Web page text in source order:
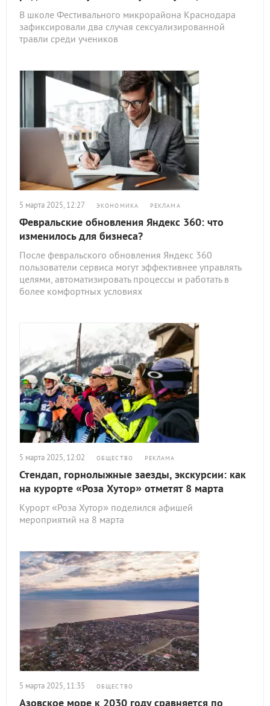
В школе Фестивального микрорайона Краснодара
зафиксировали два случая сексуализированной
травли среди учеников
5 марта 2025, 12:27 ЭКОНОМИКА РЕКЛАМА
Февральские обновления Яндекс 360: что
изменилось для бизнеса?
После февральского обновления Яндекс 360
пользователи сервиса могут эффективнее управлять
целями, автоматизировать процессы и работать в
более комфортных условиях
5 марта 2025, 12:02 ОБЩЕСТВО РЕКЛАМА
Стендап, горнолыжные заезды, экскурсии: как
на курорте «Роза Хутор» отметят 8 марта
Курорт «Роза Хутор» поделился афишей
мероприятий на 8 марта
5 марта 2025, 11:35 ОБЩЕСТВО
Азовское море к 2030 году сравняется по